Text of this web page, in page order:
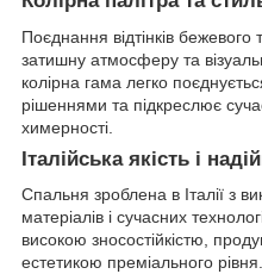
Поєднання відтінків
затишну атмосферу та
колірна гама легко
рішеннями та підкреслює
химерності.
Італійська якість і
Спальня зроблена в Італії з
матеріалів і сучасних
високою зносостійкістю,
естетикою преміального